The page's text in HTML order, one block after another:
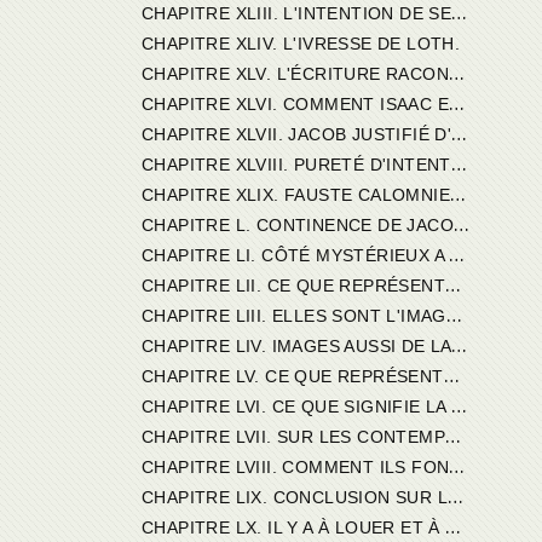
C
HAPITRE XLIII. L'INTENTION DE SES FILLES.
CHAPITRE XLIV. L'IVRESSE DE LOTH.
C
HAPITRE XLV. L'ÉCRITURE RACONTE SOUVENT SANS APPROUVER.
C
HAPITRE XLVI. COMMENT ISAAC EST RECONNU POUR ÉPOUX DE RÉBECCA. SIGNIFICATION MYSTIQUE.
C
HAPITRE XLVII. JACOB JUSTIFIÉ D'AVOIR EU QUATRE FEMMES.
C
HAPITRE XLVIII. PURETÉ D'INTENTION CHEZ LES PATRIARCHES COMME CHEZ LES APÔTRES.
C
HAPITRE XLIX. FAUSTE CALOMNIE JACOB, LIA ET RACHEL.
C
HAPITRE L. CONTINENCE DE JACOB.
C
HAPITRE LI. CÔTÉ MYSTÉRIEUX A SAISIR.
C
HAPITRE LII. CE QUE REPRÉSENTENT MYSTIQUEMENT LIA ET RACHEL.
C
HAPITRE LIII. ELLES SONT L'IMAGE DE LA VIE PRÉSENTE ET DE LA VIE FUTURE.
C
HAPITRE LIV. IMAGES AUSSI DE LA VIE ACTIVE ET DE LA VIE CONTEMPLATIVE. BALA.
C
HAPITRE LV. CE QUE REPRÉSENTE ZELPHA DANS LE SENS MYSTIQUE.
C
HAPITRE LVI. CE QUE SIGNIFIE LA MANDRAGORE.
C
HAPITRE LVII. SUR LES CONTEMPLATIFS PROPRES A LA VIE ACTIVE.
C
HAPITRE LVIII. COMMENT ILS FONT ESTIMER LE GENRE DE VIE QU'ILS AVAIENT D'ABORD CHOISI.
C
HAPITRE LIX. CONCLUSION SUR LES TROIS PATRIARCHES.
C
HAPITRE LX. IL Y A À LOUER ET À BLAMER DANS LOTH. JUDA N'EST LOUÉ NULLE PART.